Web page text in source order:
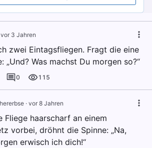
vor 3 Jahren
zwei Eintagsfliegen. Fragt die eine
„Und? Was machst Du morgen so?“
0 115
· vor 8 Jahren
Fliege haarscharf an einem
vorbei, dröhnt die Spinne: „Na,
erwisch ich dich!“